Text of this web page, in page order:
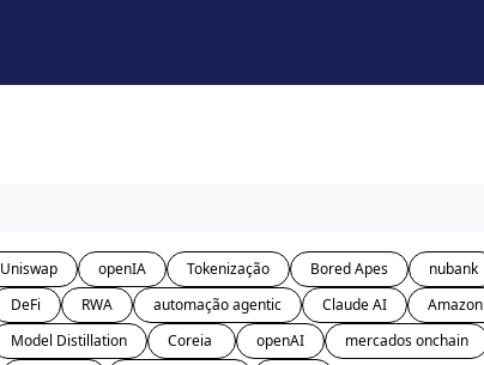
Uniswap openIA Tokenização Bored Apes nubank
DeFi RWA automação agentic Claude AI Amazon
Model Distillation openAI mercados onchain